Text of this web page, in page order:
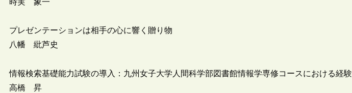
プレゼンテーションは相手の心に響く贈り物
八幡 紕芦史
情報検索基礎能力試験の導入：九州女子大学人間科学部図書館情報学専修コースにおける経験
高橋 昇